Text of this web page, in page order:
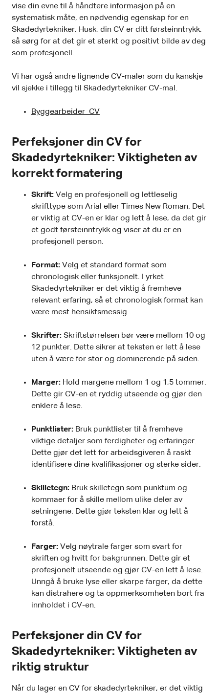
vise din evne til å håndtere informasjon på en
systematisk måte, en nødvendig egenskap for en
Skadedyrtekniker. Husk, din CV er ditt førsteinntrykk,
så sørg for at det gir et sterkt og positivt bilde av deg
som profesjonell.
Vi har også andre lignende CV-maler som du kanskje
vil sjekke i tillegg til Skadedyrtekniker CV-mal.
Byggearbeider CV
Perfeksjoner din CV for
Skadedyrtekniker: Viktigheten av
korrekt formatering
Skrift: Velg en profesjonell og lettleselig
skrifttype som Arial eller Times New Roman. Det
er viktig at CV-en er klar og lett å lese, da det gir
et godt førsteinntrykk og viser at du er en
profesjonell person.
Format: Velg et standard format som
chronologisk eller funksjonelt. I yrket
Skadedyrtekniker er det viktig å fremheve
relevant erfaring, så et chronologisk format kan
være mest hensiktsmessig.
Skrifter: Skriftstørrelsen bør være mellom 10 og
12 punkter. Dette sikrer at teksten er lett å lese
uten å være for stor og dominerende på siden.
Marger: Hold margene mellom 1 og 1,5 tommer.
Dette gir CV-en et ryddig utseende og gjør den
enklere å lese.
Punktlister: Bruk punktlister til å fremheve
viktige detaljer som ferdigheter og erfaringer.
Dette gjør det lett for arbeidsgiveren å raskt
identifisere dine kvalifikasjoner og sterke sider.
Skilletegn: Bruk skilletegn som punktum og
kommaer for å skille mellom ulike deler av
setningene. Dette gjør teksten klar og lett å
forstå.
Farger: Velg nøytrale farger som svart for
skriften og hvitt for bakgrunnen. Dette gir et
profesjonelt utseende og gjør CV-en lett å lese.
Unngå å bruke lyse eller skarpe farger, da dette
kan distrahere og ta oppmerksomheten bort fra
innholdet i CV-en.
Perfeksjoner din CV for
Skadedyrtekniker: Viktigheten av
riktig struktur
Når du lager en CV for skadedyrtekniker, er det viktig